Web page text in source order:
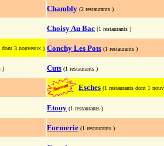
Chambly (2 restaurants )
Choisy Au Bac (1 restaurants )
dont 3 nouveaux ) Conchy Les Pots (1 restaurants )
) Cuts (1 restaurants )
Esches (1 restaurants dont 1
Etouy (1 restaurants )
Formerie (1 restaurants )